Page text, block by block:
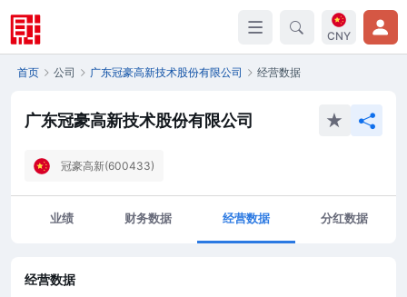
CNY
首页 公司 广东冠豪高新技术股份有限公司 经营数据
广东冠豪高新技术股份有限公司
冠豪高新(600433)
业绩 财务数据 经营数据 分红数据
经营数据